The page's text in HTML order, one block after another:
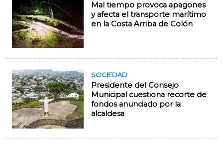
Mal tiempo provoca apagones
y afecta el transporte marítimo
en la Costa Arriba de Colón
SOCIEDAD
Presidente del Consejo
Municipal cuestiona recorte de
fondos anunciado por la
alcaldesa